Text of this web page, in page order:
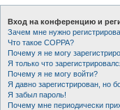
Вход на конференцию и
Зачем мне нужно
Что такое COPPA?
Почему я не могу
Я только что
Почему я не могу войти?
Я давно зарегистрирован, но
Я забыл пароль!
Почему мне периодически